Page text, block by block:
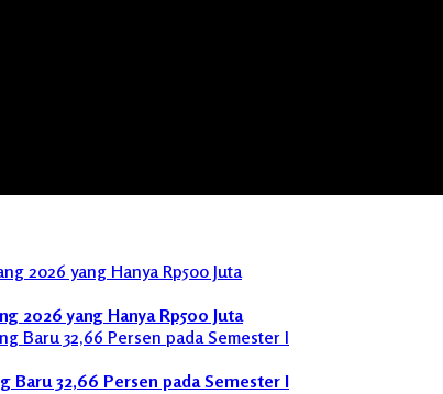
2026 yang Hanya Rp500 Juta
Baru 32,66 Persen pada Semester I